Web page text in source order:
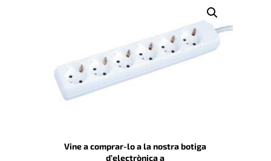
Vine a comprar-lo a la nostra botiga
d’electrònica a